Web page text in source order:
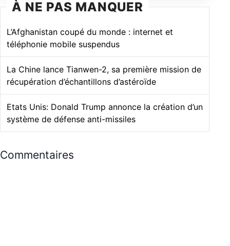
À NE PAS MANQUER
L’Afghanistan coupé du monde : internet et
téléphonie mobile suspendus
La Chine lance Tianwen-2, sa première mission de
récupération d’échantillons d’astéroïde
Etats Unis: Donald Trump annonce la création d’un
système de défense anti-missiles
Commentaires